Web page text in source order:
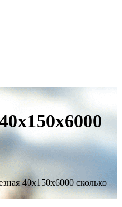
40х150х6000 сколько